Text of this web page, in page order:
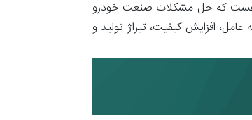
هست که حل مشکلات صنعت خودرو
افزایش کیفیت، تیراژ تولید و